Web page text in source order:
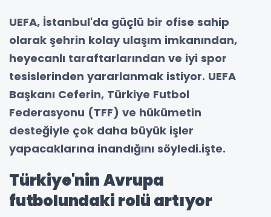
UEFA, İstanbul'da güçlü bir ofise sahip
olarak şehrin kolay ulaşım imkanından,
heyecanlı taraftarlarından ve iyi spor
tesislerinden yararlanmak istiyor. UEFA
Başkanı Ceferin, Türkiye Futbol
Federasyonu (TFF) ve hükümetin
desteğiyle çok daha büyük işler
yapacaklarına inandığını söyledi.işte.
Türkiye'nin Avrupa
futbolundaki rolü artıyor